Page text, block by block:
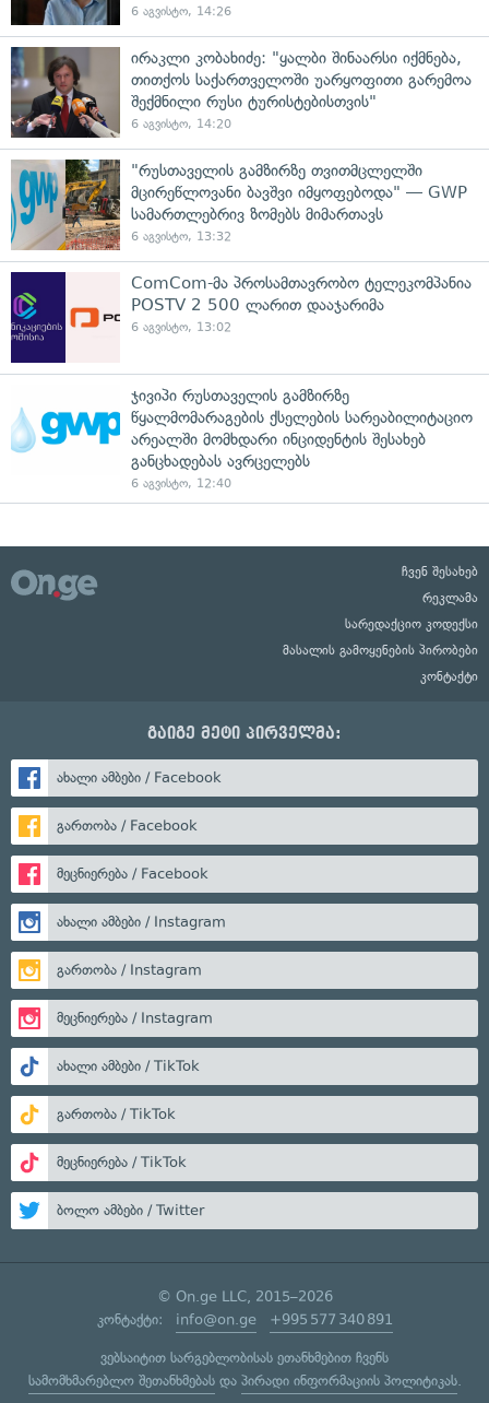
6 აგვისტო, 14:26
ირაკლი კობახიძე: "ყალბი შინაარსი იქმნება,
თითქოს საქართველოში უარყოფითი გარემოა
შექმნილი რუსი ტურისტებისთვის"
6 აგვისტო, 14:20
"რუსთაველის გამზირზე თვითმცლელში
მცირეწლოვანი ბავშვი იმყოფებოდა" — GWP
სამართლებრივ ზომებს მიმართავს
6 აგვისტო, 13:32
ComCom-მა პროსამთავრობო ტელეკომპანია
POSTV 2 500 ლარით დააჯარიმა
6 აგვისტო, 13:02
ჯივიპი რუსთაველის გამზირზე
წყალმომარაგების ქსელების სარეაბილიტაციო
არეალში მომხდარი ინციდენტის შესახებ
განცხადებას ავრცელებს
6 აგვისტო, 12:40
ჩვენ შესახებ
რეკლამა
სარედაქციო კოდექსი
მასალის გამოყენების პირობები
კონტაქტი
გაიგე მეტი პირველმა:
ახალი ამბები / Facebook
გართობა / Facebook
მეცნიერება / Facebook
ახალი ამბები / Instagram
გართობა / Instagram
მეცნიერება / Instagram
ახალი ამბები / TikTok
გართობა / TikTok
მეცნიერება / TikTok
ბოლო ამბები / Twitter
© On.ge LLC, 2015–2026
კონტაქტი: info@on.ge +995 577 340 891
ვებსაიტით სარგებლობისას ეთანხმებით ჩვენს
სამომხმარებლო შეთანხმებასდა პირადი ინფორმაციის პოლიტიკას.